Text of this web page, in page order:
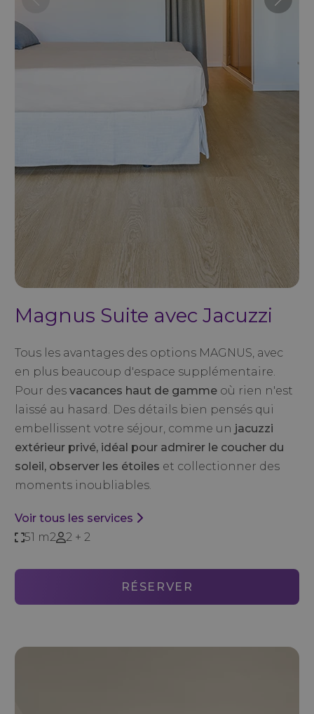
Magnus Suite avec Jacuzzi
Tous les avantages des options MAGNUS, avec
en plus beaucoup d'espace supplémentaire.
Pour des vacances haut de gammeoù rien n'est
laissé au hasard. Des détails bien pensés qui
embellissent votre séjour, comme un jacuzzi
extérieur privé, idéal pour admirer le coucher du
soleil, observer les étoiles et collectionner des
moments inoubliables.
Voir tous les services
51 m2
2 + 2
RÉSERVER